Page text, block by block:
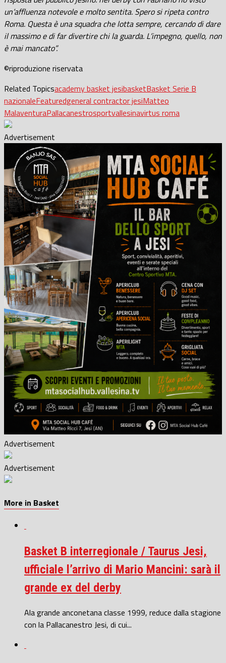
un’affluenza notevole e molto sentita. Spero si ripeta contro
Roma. Questa è una squadra che lotta sempre, cercando di dare
il massimo e di far divertire chi la guarda. L’impegno, quello, non
è mai mancato”.
©riproduzione riservata
Related Topicsacademy basket jesibasketBasket Serie B
nazionaleFeaturedgeneral contractor jesiMatteo
MalaventuraPallacanestrosportvallesinavirtus roma
Advertisement
Advertisement
Advertisement
More in Basket
Basket B interregionale / Taurus Jesi,
ufficiale l’arrivo di Mario Mancini: sarà il
grande ex del derby
Ala grande anconetana classe 1999, reduce dalla stagione
con la Pallacanestro Jesi, di cui...